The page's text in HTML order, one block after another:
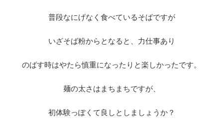
普段なにげなく食べているそばですが
いざそば粉からとなると、力仕事あり
のばす時はやたら慎重になったりと楽しかったです。
麺の太さはまちまちですが、
初体験っぽくて良しとしましょうか？